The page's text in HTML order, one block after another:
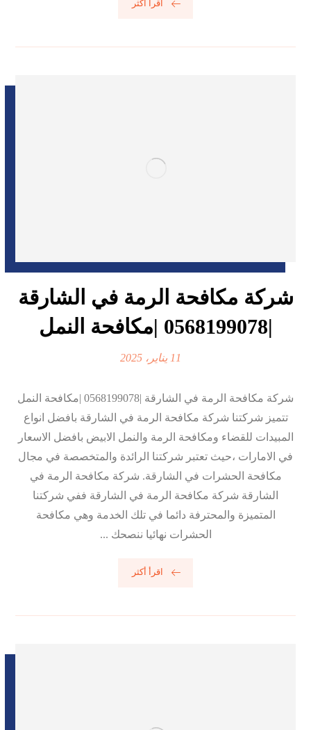
اقرأ أكثر
شركة مكافحة الرمة في الشارقة
|0568199078 |مكافحة النمل
11 يناير، 2025
شركة مكافحة الرمة في الشارقة |0568199078 |مكافحة النمل
تتميز شركتنا شركة مكافحة الرمة في الشارقة بافضل انواع
المبيدات للقضاء ومكافحة الرمة والنمل الابيض بافضل الاسعار
في الامارات ،حيث تعتبر شركتنا الرائدة والمتخصصة في مجال
مكافحة الحشرات في الشارقة. شركة مكافحة الرمة في
الشارقة شركة مكافحة الرمة في الشارقة ففي شركتنا
المتميزة والمحترفة دائما في تلك الخدمة وهي مكافحة
الحشرات نهائيا ننصحك ...
اقرأ أكثر